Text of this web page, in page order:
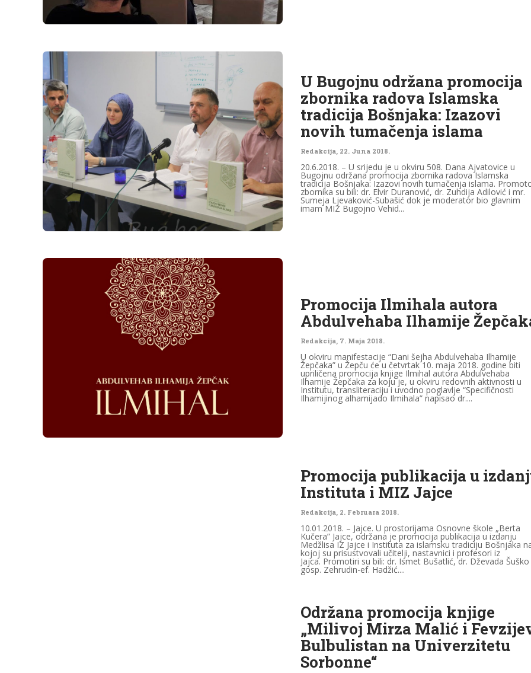
U Bugojnu održana promocija
zbornika radova Islamska
tradicija Bošnjaka: Izazovi
novih tumačenja islama
Redakcija 22. Juna 2018.
20.6.2018. – U srijedu je u okviru 508. Dana Ajvatovice u
Bugojnu održana promocija zbornika radova Islamska
tradicija Bošnjaka: Izazovi novih tumačenja islama.
zbornika su bili: dr. Elvir Duranović, dr. Zuhdija Adilović i mr.
Sumeja Ljevaković-Subašić dok je moderator bio glavnim
imam MIZ Bugojno Vehid...
Promocija Ilmihala autora
Abdulvehaba Ilhamije
Redakcija, 7. Maja 2018.
U okviru manifestacije “Dani šejha Abdulvehaba Ilhamije
Žepčaka” u Žepču će u četvrtak 10. maja 2018. godine biti
upriličena promocija knjige Ilmihal autora Abdulvehaba
Ilhamije Žepčaka za koju je, u okviru redovnih aktivnosti u
Institutu, transliteraciju i uvodno poglavlje “Specifičnosti
Ilhamijinog alhamijado Ilmihala” napisao dr....
Promocija publikacija u
Instituta i MIZ Jajce
Redakcija, 2. Februara 2018.
10.01.2018. – Jajce. U prostorijama Osnovne škole „Berta
Kučera” Jajce, održana je promocija publikacija u izdanju
Medžlisa IZ Jajce i Instituta za islamsku tradiciju Bošnjaka
kojoj su prisustvovali učitelji, nastavnici i profesori iz
Jajca. Promotiri su bili: dr. Ismet Bušatlić, dr. Dževada Šuško
gosp. Zehrudin-ef. Hadžić....
Održana promocija knjige
„Milivoj Mirza Malić i
Bulbulistan na Univerzitetu
Sorbonne“